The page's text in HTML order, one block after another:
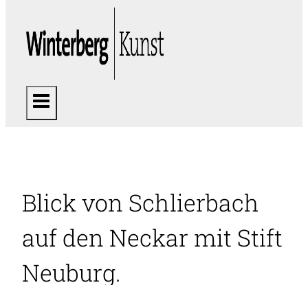
Blick von Schlierbach
auf den Neckar mit Stift
Neuburg.